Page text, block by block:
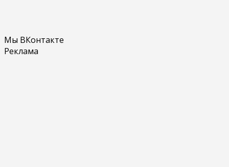
Мы ВКонтакте
Реклама